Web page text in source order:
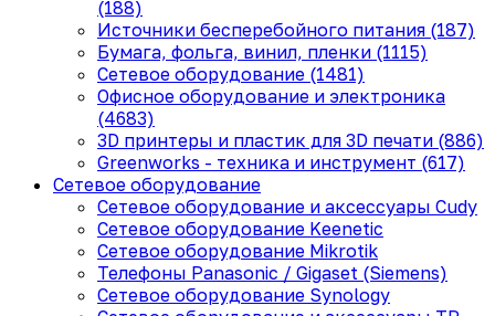
(188)
Источники бесперебойного питания (187)
Бумага, фольга, винил, пленки (1115)
Сетевое оборудование (1481)
Офисное оборудование и электроника
(4683)
3D принтеры и пластик для 3D печати (886)
Greenworks - техника и инструмент (617)
Сетевое оборудование
Сетевое оборудование и аксессуары Cudy
Сетевое оборудование Keenetic
Сетевое оборудование Mikrotik
Телефоны Panasonic / Gigaset (Siemens)
Сетевое оборудование Synology